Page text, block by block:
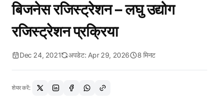
बिजनेस रजिस्ट्रेशन – लघु उद्योग
रजिस्ट्रेशन प्रक्रिया
Dec 24, 2021 अपडेट: Apr 29, 2026 8 मिनट
शेयर करें: